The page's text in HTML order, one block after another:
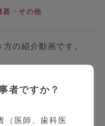
器・その他
の紹介動画です。
Equipment
者ですか？
（医師、歯科医